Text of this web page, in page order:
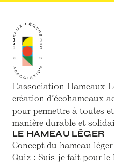
L'association Hameaux
création d’écohameaux
pour permettre à toutes
manière durable et
LE HAMEAU LÉGER
Concept du hameau léger
Quiz : Suis-je fait pour le